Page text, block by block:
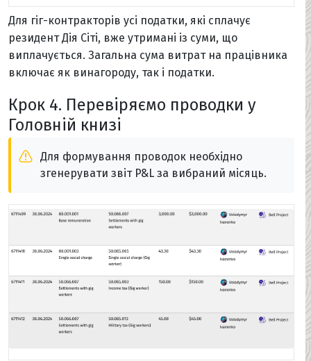
Для гіг-контракторів усі податки, які сплачує
резидент Дія Сіті, вже утримані із суми, що
виплачується. Загальна сума витрат на працівника
включає як винагороду, так і податки.
Крок 4. Перевіряємо проводки у
Головній книзі
Для формування проводок необхідно
згенерувати звіт P&L за вибраний місяць.